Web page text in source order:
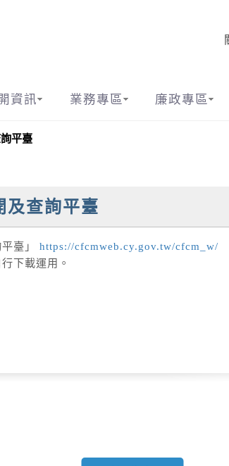
資訊 業務專區 廉政專區
平臺
及查詢平臺
臺」 https://cfcmweb.cy.gov.tw/cfcm_w/
下載運用。